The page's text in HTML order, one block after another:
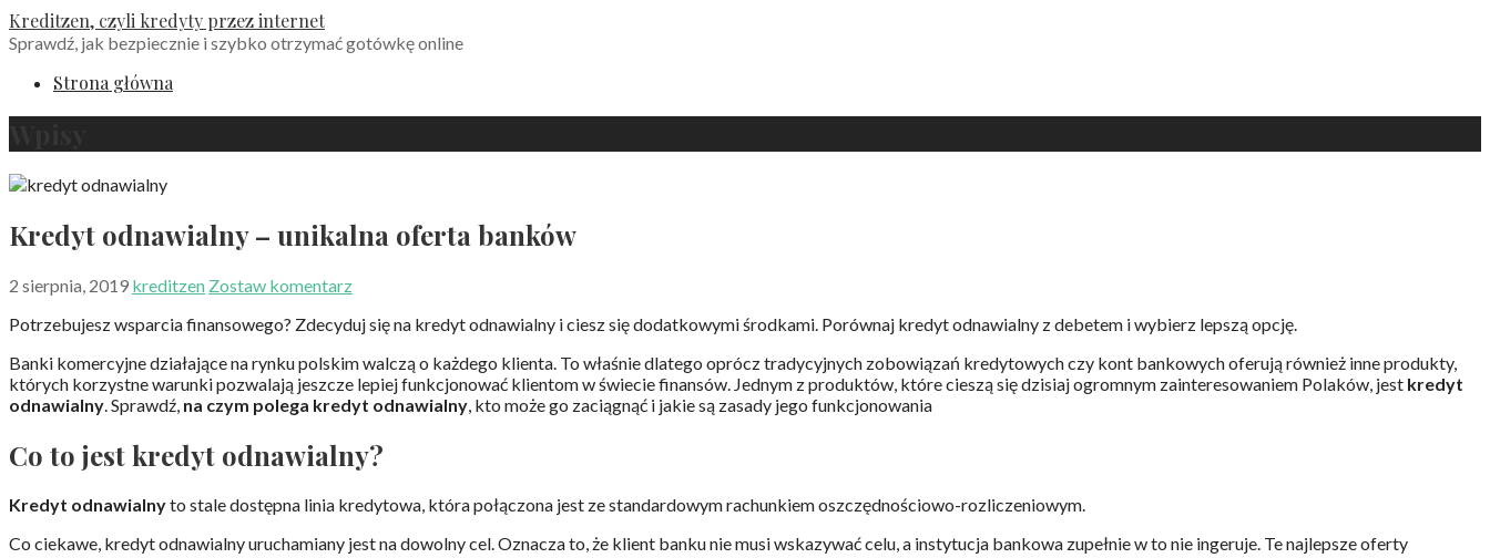
Przejdź
do
treści
Kreditzen, czyli kredyty przez internet
Sprawdź, jak bezpiecznie i szybko otrzymać gotówkę online
Strona główna
Kredyt odnawialny – unikalna oferta banków
2 sierpnia, 2019 kreditzen Zostaw komentarz
Potrzebujesz wsparcia finansowego? Zdecyduj się na kredyt odnawialny i ciesz się dodatkowymi środkami. Porównaj kredyt odnawialny z debetem i wybierz lepszą opcję.
Banki komercyjne działające na rynku polskim walczą o każdego klienta. To właśnie dlatego oprócz tradycyjnych zobowiązań kredytowych czy kont bankowych oferują również inne produkty,
których korzystne warunki pozwalają jeszcze lepiej funkcjonować klientom w świecie finansów. Jednym z produktów, które cieszą się dzisiaj ogromnym zainteresowaniem Polaków, jest kredyt
odnawialny . Sprawdź, na czym polega kredyt odnawialny , kto może go zaciągnąć i jakie są zasady jego funkcjonowania
Co to jest kredyt odnawialny?
Kredyt odnawialnyto stale dostępna linia kredytowa, która połączona jest ze standardowym rachunkiem oszczędnościowo-rozliczeniowym.
Co ciekawe, kredyt odnawialny uruchamiany jest na dowolny cel. Oznacza to, że klient banku nie musi wskazywać celu, a instytucja bankowa zupełnie w to nie ingeruje. Te najlepsze oferty